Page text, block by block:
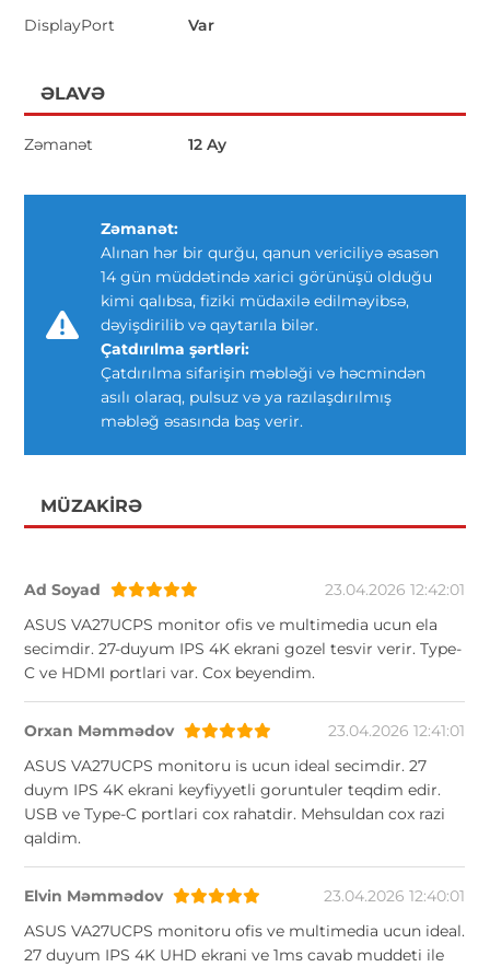
DisplayPort
Var
ƏLAVƏ
Zəmanət 12 Ay
Zəmanət:
Alınan hər bir qurğu, qanun vericiliyə əsasən
14 gün müddətində xarici görünüşü olduğu
kimi qalıbsa, fiziki müdaxilə edilməyibsə,
dəyişdirilib və qaytarıla bilər.
Çatdırılma şərtləri:
Çatdırılma sifarişin məbləği və həcmindən
asılı olaraq, pulsuz və ya razılaşdırılmış
məbləğ əsasında baş verir.
MÜZAKIRƏ
Ad Soyad
23.04.2026 12:42:01
ASUS VA27UCPS monitor ofis ve multimedia ucun ela
secimdir. 27-duyum IPS 4K ekrani gozel tesvir verir. Type-
C ve HDMI portlari var. Cox beyendim.
Orxan Məmmədov
23.04.2026 12:41:01
ASUS VA27UCPS monitoru is ucun ideal secimdir. 27
duym IPS 4K ekrani keyfiyyetli goruntuler teqdim edir.
USB ve Type-C portlari cox rahatdir. Mehsuldan cox razi
qaldim.
Elvin Məmmədov
23.04.2026 12:40:01
ASUS VA27UCPS monitoru ofis ve multimedia ucun ideal.
27 duyum IPS 4K UHD ekrani ve 1ms cavab muddeti ile